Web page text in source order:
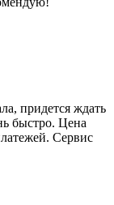
придется ждать
быстро. Цена
Сервис